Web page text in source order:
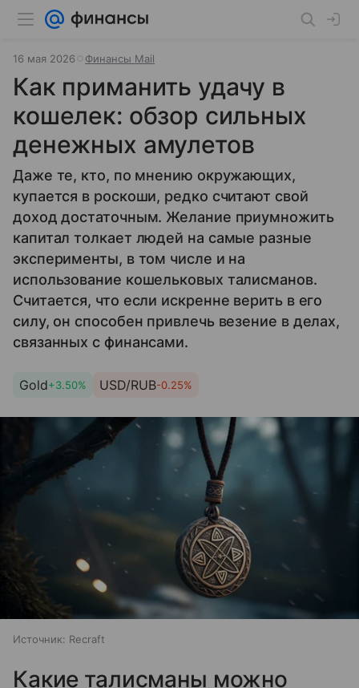
16 мая 2026 Финансы Mail
Как приманить удачу в
кошелек: обзор сильных
денежных амулетов
Даже те, кто, по мнению окружающих,
купается в роскоши, редко считают свой
доход достаточным. Желание приумножить
капитал толкает людей на самые разные
эксперименты, в том числе и на
использование кошельковых талисманов.
Считается, что если искренне верить в его
силу, он способен привлечь везение в делах,
связанных с финансами.
Gold+3.50% USD/RUB-0.25%
Источник: Recraft
Какие талисманы можно